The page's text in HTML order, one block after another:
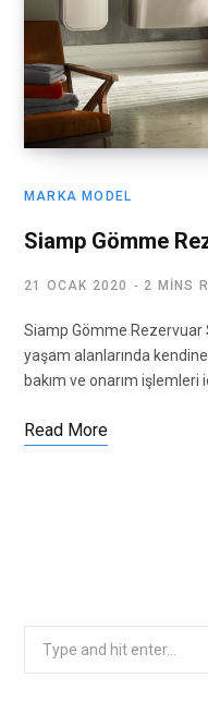
MARKA MODEL
Siamp Gömme
21 OCAK 2020 2 MINS
Siamp Gömme
yaşam alanlarında
bakım ve onarım işlemleri
Read More